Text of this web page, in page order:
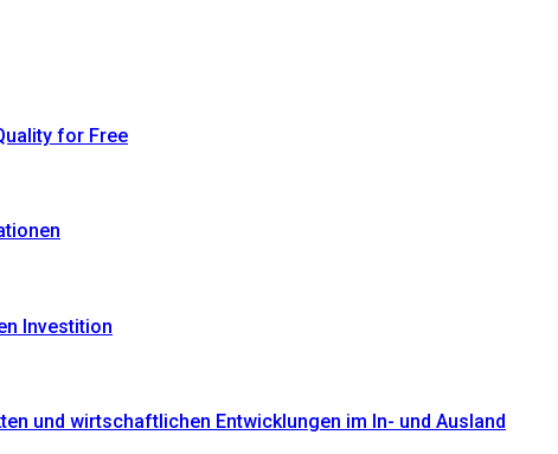
for Free
Investition
und wirtschaftlichen Entwicklungen im In- und Ausland